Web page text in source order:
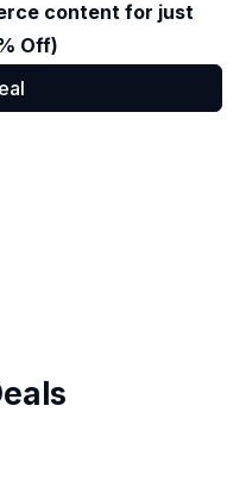
content for just
Off)